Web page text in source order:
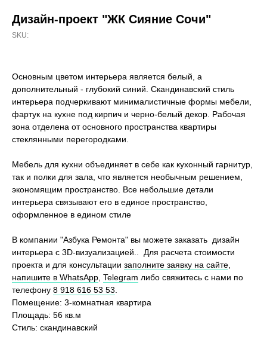
Дизайн-проект "ЖК Сияние Сочи"
SKU:
Основным цветом интерьера является белый, а
дополнительный - глубокий синий. Скандинавский стиль
интерьера подчеркивают минималистичные формы мебели,
фартук на кухне под кирпич и черно-белый декор. Рабочая
зона отделена от основного пространства квартиры
стеклянными перегородками.
Мебель для кухни объединяет в себе как кухонный гарнитур,
так и полки для зала, что является необычным решением,
экономящим пространство. Все небольшие детали
интерьера связывают его в единое пространство,
оформленное в едином стиле
В компании "Азбука Ремонта" вы можете заказать дизайн
интерьера c 3D-визуализацией.. Для расчета стоимости
проекта и для консультации заполните заявку на сайте,
напишите в WhatsApp, Telegram либо свяжитесь с нами по
телефону 8 918 616 53 53.
Помещение: 3-комнатная квартира
Площадь: 56 кв.м
Стиль: скандинавский